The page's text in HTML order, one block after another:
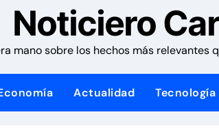
habitacional por sismos ha beneficiado
contra la exjuex Afiuni
Noticiero
mano sobre los hechos más relevantes
Actualidad Tecnología